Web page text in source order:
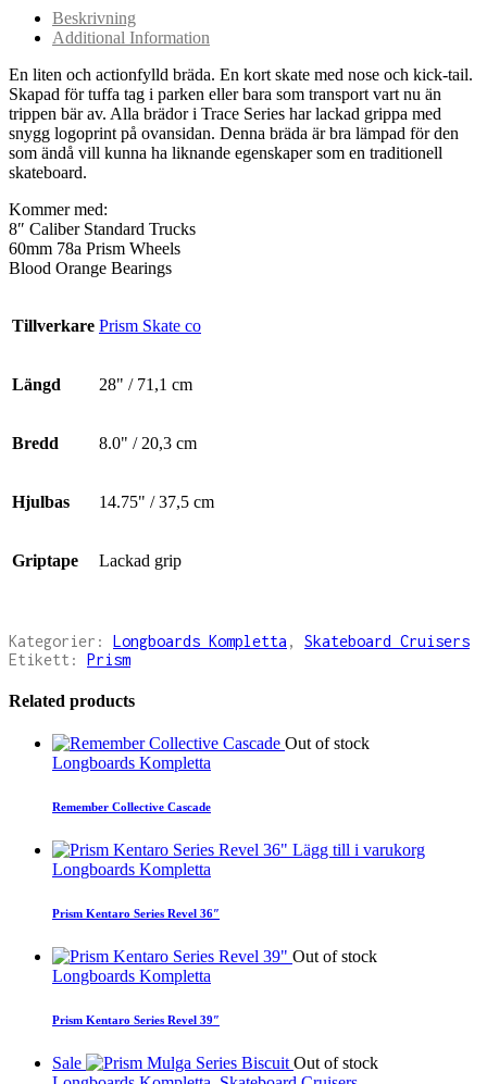
Beskrivning
Additional Information
En liten och actionfylld bräda. En kort skate med nose och kick-tail.
Skapad för tuffa tag i parken eller bara som transport vart nu än
trippen bär av. Alla brädor i Trace Series har lackad grippa med
snygg logoprint på ovansidan. Denna bräda är bra lämpad för den
som ändå vill kunna ha liknande egenskaper som en traditionell
skateboard.
Kommer med:
8″ Caliber Standard Trucks
60mm 78a Prism Wheels
Blood Orange Bearings
Tillverkare Prism Skate co
Längd 28" / 71,1 cm
Bredd 8.0" / 20,3 cm
Hjulbas 14.75" / 37,5 cm
Griptape Lackad grip
Kategorier: Longboards Kompletta , Skateboard Cruisers
Etikett: Prism
Related products
Out of stock
Longboards Kompletta
Remember Collective Cascade
Lägg till i varukorg
Longboards Kompletta
Prism Kentaro Series Revel 36″
Out of stock
Longboards Kompletta
Prism Kentaro Series Revel 39″
Sale
Out of stock